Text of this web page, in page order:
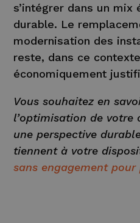
s’intégrer dans un
durable. Le
modernisation des
reste, dans ce
économiquement
Vous souhaitez en
l’optimisation de votre
une perspective
tiennent à votre
sans engagement